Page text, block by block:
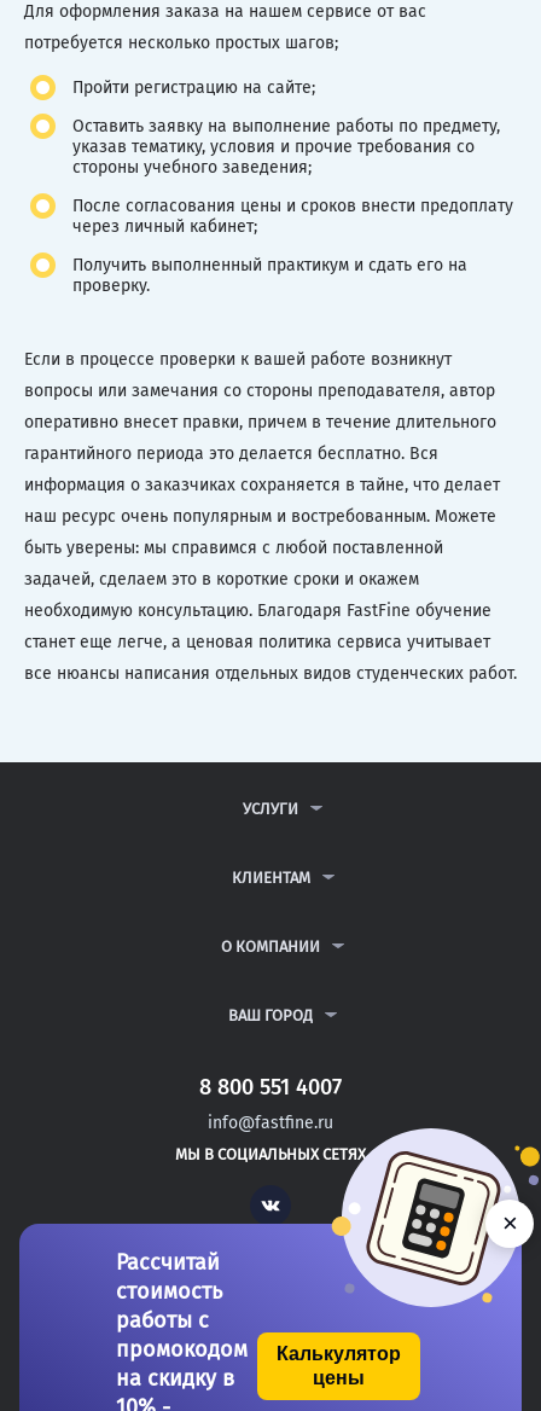
Для оформления заказа на нашем сервисе от вас
потребуется несколько простых шагов;
Пройти регистрацию на сайте;
Оставить заявку на выполнение работы по предмету,
указав тематику, условия и прочие требования со
стороны учебного заведения;
После согласования цены и сроков внести предоплату
через личный кабинет;
Получить выполненный практикум и сдать его на
проверку.
Если в процессе проверки к вашей работе возникнут
вопросы или замечания со стороны преподавателя, автор
оперативно внесет правки, причем в течение длительного
гарантийного периода это делается бесплатно. Вся
информация о заказчиках сохраняется в тайне, что делает
наш ресурс очень популярным и востребованным. Можете
быть уверены: мы справимся с любой поставленной
задачей, сделаем это в короткие сроки и окажем
необходимую консультацию. Благодаря FastFine обучение
станет еще легче, а ценовая политика сервиса учитывает
все нюансы написания отдельных видов студенческих работ.
УСЛУГИ
ДИПЛОМНЫЕ РАБОТЫ
РЕФЕРАТЫ
КЛИЕНТАМ
ВОПРОСЫ И ОТВЕТЫ
ПОЛИТИКА КОНФИДЕНЦИАЛЬНОСТИ
О КОМПАНИИ
КОНТАКТЫ
ВАШ ГОРОД
САНКТ-ПЕТЕРБУРГ
ВЛАДИМИР
ОРЕЛ
8 800 551 4007
info@fastfine.ru
МЫ В СОЦИАЛЬНЫХ СЕТЯХ
Vk
Copyright 2011-2026 FastFine.ru
Рассчитай
стоимость
работы с
промокодом
на скидку в
Калькулятор
цены
×